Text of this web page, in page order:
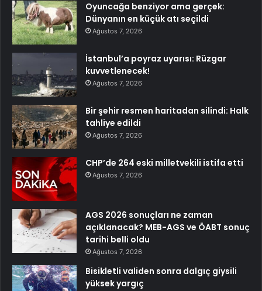
Oyuncağa benziyor ama gerçek:
Dünyanın en küçük atı seçildi
Ağustos 7, 2026
İstanbul’a poyraz uyarısı: Rüzgar
kuvvetlenecek!
Ağustos 7, 2026
Bir şehir resmen haritadan silindi: Halk
tahliye edildi
Ağustos 7, 2026
CHP’de 264 eski milletvekili istifa etti
Ağustos 7, 2026
AGS 2026 sonuçları ne zaman
açıklanacak? MEB-AGS ve ÖABT sonuç
tarihi belli oldu
Ağustos 7, 2026
Bisikletli validen sonra dalgıç giysili
yüksek yargıç